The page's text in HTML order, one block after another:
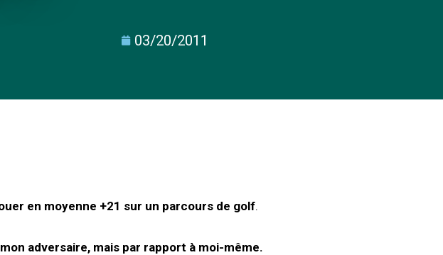
03/20/2011
en moyenne +21 sur un parcours de golf.
adversaire, mais par rapport à moi-même.